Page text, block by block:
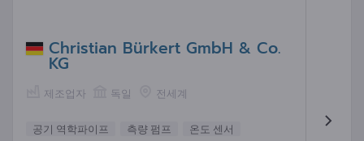
Christian Bürkert GmbH & Co.
KG
제조업자 독일 전세계
공기 역학파이프 측량 펌프
온도 센서